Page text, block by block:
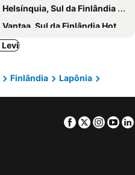
Helsínquia, Sul da Finlândia Hotéis
Vantaa, Sul da Finlândia Hotéis
Tampere, Finlândia Ocidental Hotéis
Levi
Finlândia
Lapônia
Facebook
Twitter